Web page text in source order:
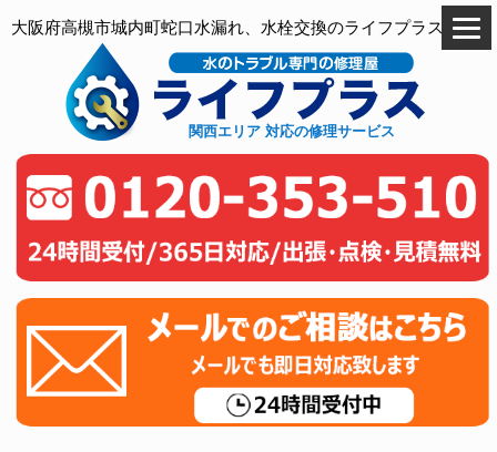
大阪府高槻市城内町蛇口水漏れ、水栓交換のライフプラス
関西エリア 対応の修理サービス